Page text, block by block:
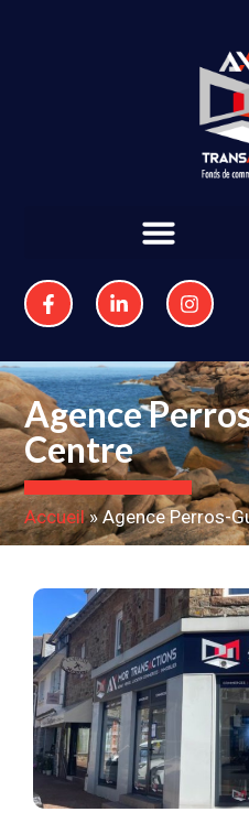
Agence
Centre
Accueil»Agence Perros-